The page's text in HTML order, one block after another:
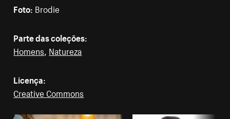
Foto: Brodie
Parte das coleções:
Homens Natureza
Licença:
Creative Commons